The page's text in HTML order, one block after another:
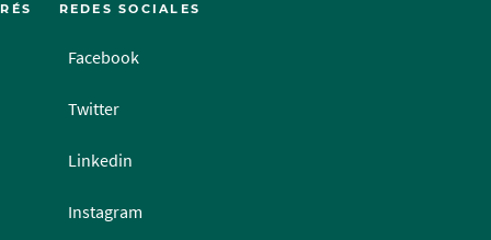
REDES SOCIALES
Facebook
Twitter
Linkedin
Instagram